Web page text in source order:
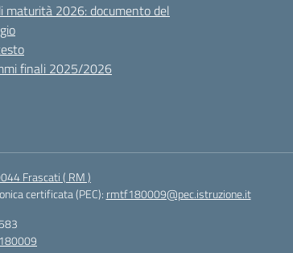
maturità 2026: documento del
finali 2025/2026
Frascati ( RM )
certificata (PEC): rmtf180009@pec.istruzione.it